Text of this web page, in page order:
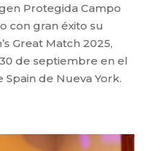
Protegida Campo
con gran éxito su
Great Match 2025,
de septiembre en el
de Nueva York.